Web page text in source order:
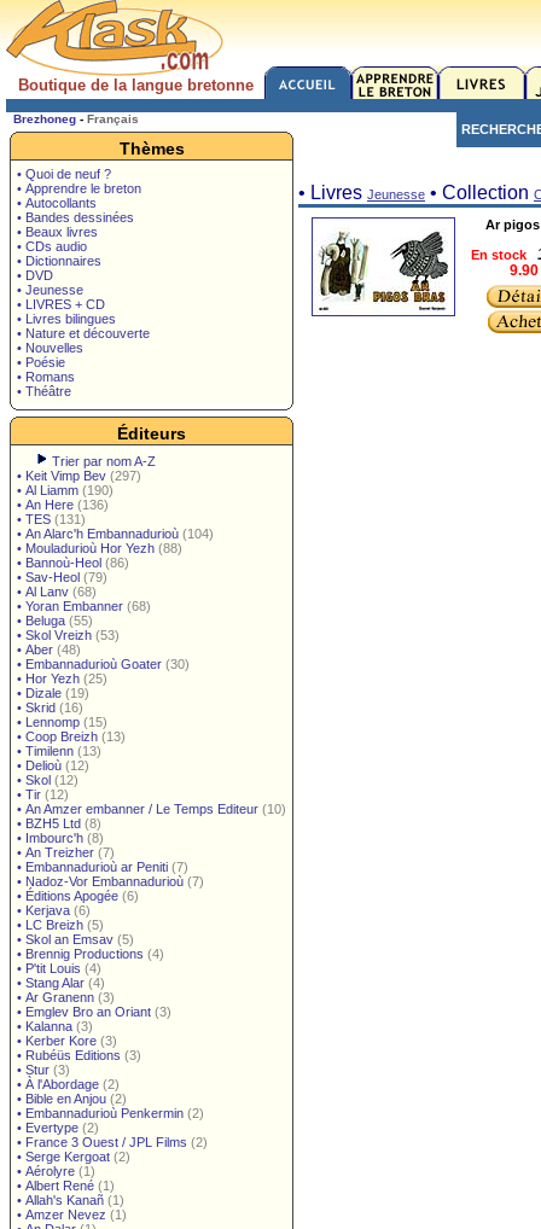
Boutique de la langue bretonne
Brezhoneg - Français
Thèmes
• Quoi de neuf ?
• Apprendre le breton
• Autocollants
• Bandes dessinées
• Beaux livres
• CDs audio
• Dictionnaires
• DVD
• Jeunesse
• LIVRES + CD
• Livres bilingues
• Nature et découverte
• Nouvelles
• Poésie
• Romans
• Théâtre
Éditeurs
Trier par nom A-Z
• Keit Vimp Bev (297)
• Al Liamm (190)
• An Here (136)
• TES (131)
• An Alarc'h Embannadurioù (104)
• Mouladurioù Hor Yezh (88)
• Bannoù-Heol (86)
• Sav-Heol (79)
• Al Lanv (68)
• Yoran Embanner (68)
• Beluga (55)
• Skol Vreizh (53)
• Aber (48)
• Embannadurioù Goater (30)
• Hor Yezh (25)
• Dizale (19)
• Skrid (16)
• Lennomp (15)
• Coop Breizh (13)
• Timilenn (13)
• Delioù (12)
• Skol (12)
• Tir (12)
• An Amzer embanner / Le Temps Editeur (10)
• BZH5 Ltd (8)
• Imbourc'h (8)
• An Treizher (7)
• Embannadurioù ar Peniti (7)
• Nadoz-Vor Embannadurioù (7)
• Éditions Apogée (6)
• Kerjava (6)
• LC Breizh (5)
• Skol an Emsav (5)
• Brennig Productions (4)
• P'tit Louis (4)
• Stang Alar (4)
• Ar Granenn (3)
• Emglev Bro an Oriant (3)
• Kalanna (3)
• Kerber Kore (3)
• Rubéüs Editions (3)
• Stur (3)
• À l'Abordage (2)
• Bible en Anjou (2)
• Embannadurioù Penkermin (2)
• Evertype (2)
• France 3 Ouest / JPL Films (2)
• Serge Kergoat (2)
• Aérolyre (1)
• Albert René (1)
• Allah's Kanañ (1)
• Amzer Nevez (1)
• Livres Jeunesse • Collection
Ar pigos
En stock